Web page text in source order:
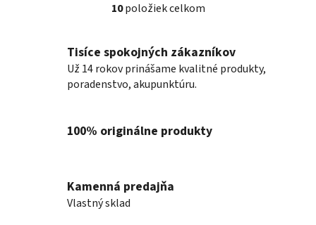
O
l
á
d
a
e
v
10položiek celkom
Tisíce spokojných zákazníkov
Už 14 rokov prinášame kvalitné produkty,
poradenstvo, akupunktúru.
100% originálne produkty
Kamenná predajňa
Vlastný sklad